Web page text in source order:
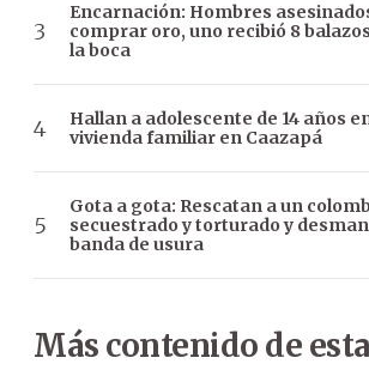
Encarnación: Hombres
comprar oro, uno recibió 8
la boca
Hallan a adolescente de 14 años
vivienda familiar en Caazapá
Gota a gota: Rescatan a un
secuestrado y torturado y
banda de usura
Más contenido de